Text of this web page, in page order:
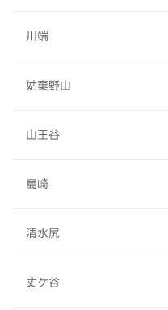
川端
姑棄野山
山王谷
島崎
清水尻
丈ケ谷